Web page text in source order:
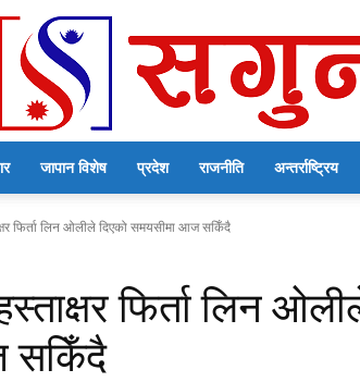
जापान विशेष प्रदेश राजनीति अन्तर्राष्ट्रिय
फिर्ता लिन ओलीले दिएको समयसीमा आज सकिँदै
फिर्ता लिन
सकिँदै